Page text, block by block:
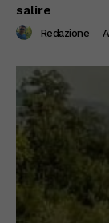
salire
Redazione -